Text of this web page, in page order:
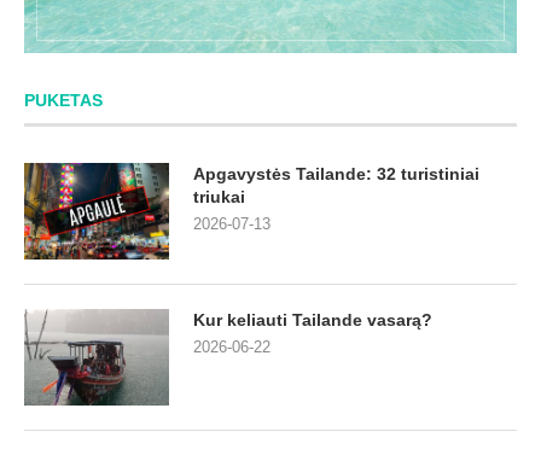
PUKETAS
Apgavystės Tailande: 32 turistiniai
triukai
2026-07-13
Kur keliauti Tailande vasarą?
2026-06-22